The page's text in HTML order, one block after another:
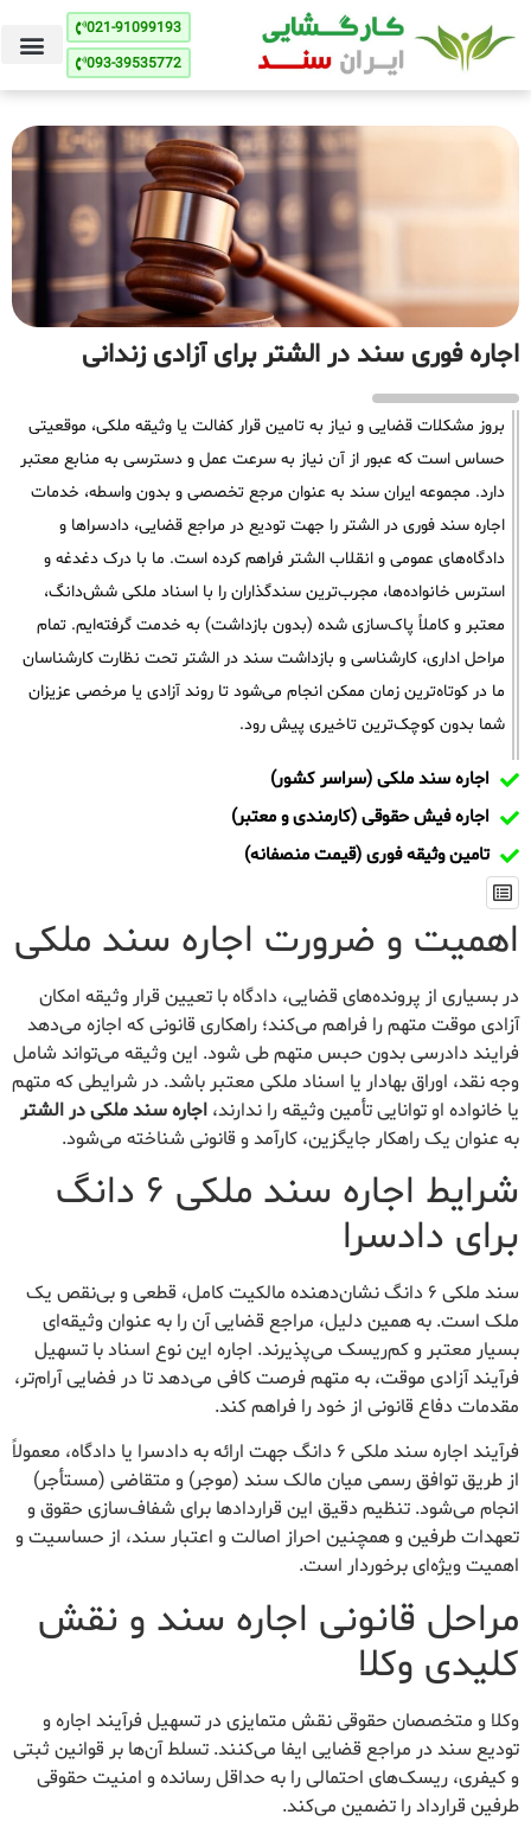
021-91099193
093-39535772
اجاره فوری سند در الشتر برای آزادی زندانی
بروز مشکلات قضایی و نیاز به تامین قرار کفالت یا وثیقه ملکی، موقعیتی
حساس است که عبور از آن نیاز به سرعت عمل و دسترسی به منابع معتبر
دارد. مجموعه ایران سند به عنوان مرجع تخصصی و بدون واسطه، خدمات
اجاره سند فوری در الشتر را جهت تودیع در مراجع قضایی، دادسراها و
دادگاه‌های عمومی و انقلاب الشتر فراهم کرده است. ما با درک دغدغه و
استرس خانواده‌ها، مجرب‌ترین سندگذاران را با اسناد ملکی شش‌دانگ،
معتبر و کاملاً پاک‌سازی شده (بدون بازداشت) به خدمت گرفته‌ایم. تمام
مراحل اداری، کارشناسی و بازداشت سند در الشتر تحت نظارت کارشناسان
ما در کوتاه‌ترین زمان ممکن انجام می‌شود تا روند آزادی یا مرخصی عزیزان
شما بدون کوچک‌ترین تاخیری پیش رود.
اجاره سند ملکی (سراسر کشور)
اجاره فیش حقوقی (کارمندی و معتبر)
تامین وثیقه فوری (قیمت منصفانه)
اهمیت و ضرورت اجاره سند ملکی
در بسیاری از پرونده‌های قضایی، دادگاه با تعیین قرار وثیقه امکان
آزادی موقت متهم را فراهم می‌کند؛ راهکاری قانونی که اجازه می‌دهد
فرایند دادرسی بدون حبس متهم طی شود. این وثیقه می‌تواند شامل
وجه نقد، اوراق بهادار یا اسناد ملکی معتبر باشد. در شرایطی که متهم
یا خانواده او توانایی تأمین وثیقه را ندارند، اجاره سند ملکی در الشتر
به عنوان یک راهکار جایگزین، کارآمد و قانونی شناخته می‌شود.
شرایط اجاره سند ملکی ۶ دانگ
برای دادسرا
سند ملکی ۶ دانگ نشان‌دهنده مالکیت کامل، قطعی و بی‌نقص یک
ملک است. به همین دلیل، مراجع قضایی آن را به عنوان وثیقه‌ای
بسیار معتبر و کم‌ریسک می‌پذیرند. اجاره این نوع اسناد با تسهیل
فرآیند آزادی موقت، به متهم فرصت کافی می‌دهد تا در فضایی آرام‌تر،
مقدمات دفاع قانونی از خود را فراهم کند.
فرآیند اجاره سند ملکی ۶ دانگ جهت ارائه به دادسرا یا دادگاه، معمولاً
از طریق توافق رسمی میان مالک سند (موجر) و متقاضی (مستأجر)
انجام می‌شود. تنظیم دقیق این قراردادها برای شفاف‌سازی حقوق و
تعهدات طرفین و همچنین احراز اصالت و اعتبار سند، از حساسیت و
اهمیت ویژه‌ای برخوردار است.
مراحل قانونی اجاره سند و نقش
کلیدی وکلا
وکلا و متخصصان حقوقی نقش متمایزی در تسهیل فرآیند اجاره و
تودیع سند در مراجع قضایی ایفا می‌کنند. تسلط آن‌ها بر قوانین ثبتی
و کیفری، ریسک‌های احتمالی را به حداقل رسانده و امنیت حقوقی
طرفین قرارداد را تضمین می‌کند.